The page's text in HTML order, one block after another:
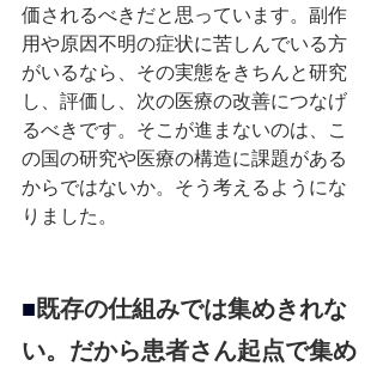
価されるべきだと思っています。副作
用や原因不明の症状に苦しんでいる方
がいるなら、その実態をきちんと研究
し、評価し、次の医療の改善につなげ
るべきです。そこが進まないのは、こ
の国の研究や医療の構造に課題がある
からではないか。そう考えるようにな
りました。
■既存の仕組みでは集めきれな
い。だから患者さん起点で集め